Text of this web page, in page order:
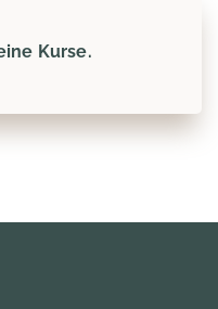
Kurse.